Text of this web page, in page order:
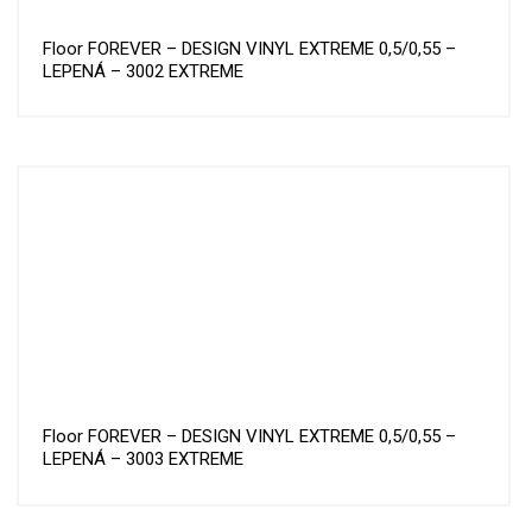
Floor FOREVER – DESIGN VINYL EXTREME 0,5/0,55 –
LEPENÁ – 3002 EXTREME
Floor FOREVER – DESIGN VINYL EXTREME 0,5/0,55 –
LEPENÁ – 3003 EXTREME